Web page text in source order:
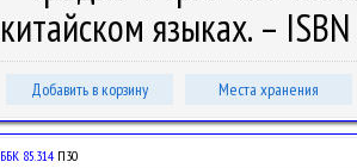
китайском языках. –
Добавить в корзину Места хранения
ББК 85.314 П30